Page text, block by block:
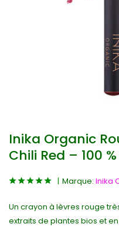
Inika Organic
Chili Red – 100
Marque: Inika
Un crayon à lèvres rouge
extraits de plantes bios et